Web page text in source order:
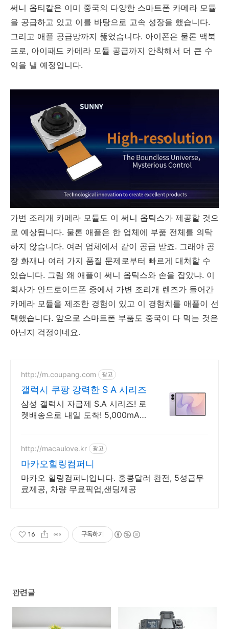
써니 옵티칼은 이미 중국의 다양한 스마트폰 카메라 모듈
을 공급하고 있고 이를 바탕으로 고속 성장을 했습니다.
그리고 애플 공급망까지 뚫었습니다. 아이폰은 물론 맥북
프로, 아이패드 카메라 모듈 공급까지 안착해서 더 큰 수
익을 낼 예정입니다.
가변 조리개 카메라 모듈도 이 써니 옵틱스가 제공할 것으
로 예상됩니다. 물론 애플은 한 업체에 부품 전체를 의탁
하지 않습니다. 여러 업체에서 같이 공급 받죠. 그래야 공
장 화재나 여러 가지 품질 문제로부터 빠르게 대처할 수
있습니다. 그럼 왜 애플이 써니 옵틱스와 손을 잡았냐. 이
회사가 안드로이드폰 중에서 가변 조리개 렌즈가 들어간
카메라 모듈을 제조한 경험이 있고 이 경험치를 애플이 선
택했습니다. 앞으로 스마트폰 부품도 중국이 다 먹는 것은
아닌지 걱정이네요.
http://m.coupang.com 광고
갤럭시 쿠팡 강력한 S A 시리즈
삼성 갤럭시 자급제 S.A 시리즈! 로
켓배송으로 내일 도착! 5,000mAh
http://macaulove.kr 광고
마카오힐링컴퍼니
마카오 힐링컴퍼니입니다. 홍콩달러 환전, 5성급무
료제공, 차량 무료픽업,샌딩제공
16 구독하기
관련글